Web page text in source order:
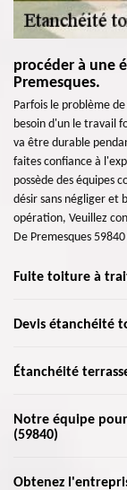
procéder à une
Premesques.
Parfois le problème
besoin d'un le travail
va être durable
faites confiance à
possède des équipes
désir sans négliger et
opération, Veuillez
De Premesques
Fuite toiture à
Si vous voyez une
dans le toit n’est
Notre meilleur soin
davantage votre toit.
Devis étanchéité
Pour avoir un
d’eau ne peuvent
ci est bien
toitures et les
Étanchéité
Si vous avez besoin
toit-terrasse, Artisan
Pour garantir une
Notre équipe
(59840)
S’il y a une fuite
Obtenez